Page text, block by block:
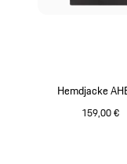
Hemdjacke
159,00 €